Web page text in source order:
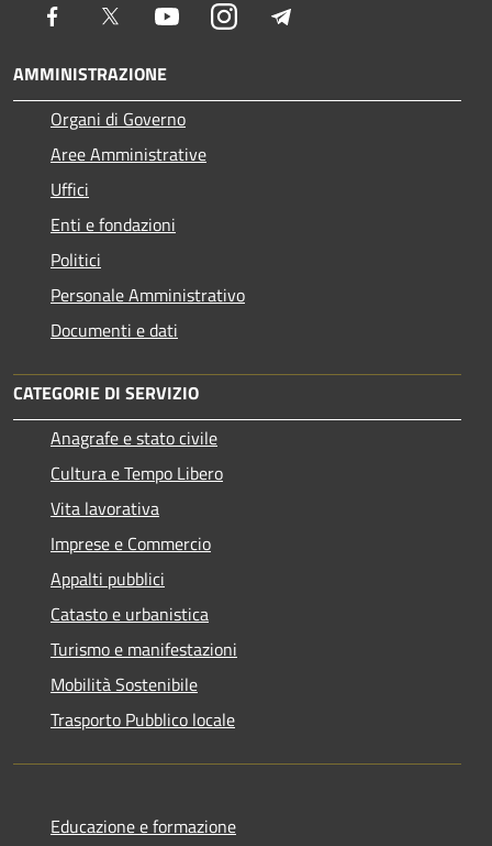
Facebook Twitter YoutubeInstagram
AMMINISTRAZIONE
Organi di Governo
Aree Amministrative
Uffici
Enti e fondazioni
Politici
Personale Amministrativo
Documenti e dati
CATEGORIE DI SERVIZIO
Anagrafe e stato civile
Cultura e Tempo Libero
Vita lavorativa
Imprese e Commercio
Appalti pubblici
Catasto e urbanistica
Turismo e manifestazioni
Mobilità Sostenibile
Trasporto Pubblico locale
Educazione e formazione